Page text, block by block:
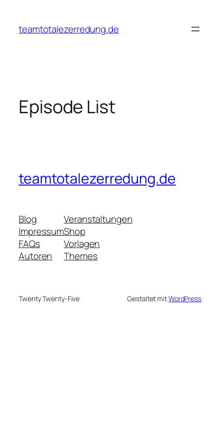
springen
teamtotalezerredung.de
Episode List
teamtotalezerredung.de
Blog
Impressum
FAQs
Autoren
Veranstaltungen
Shop
Vorlagen
Themes
Twenty Twenty-Five Gestaltet mitWordPress